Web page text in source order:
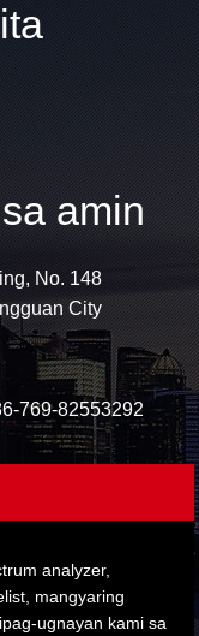
amin
No. 148
City
769-82553292
analyzer,
mangyaring
ugnayan kami sa